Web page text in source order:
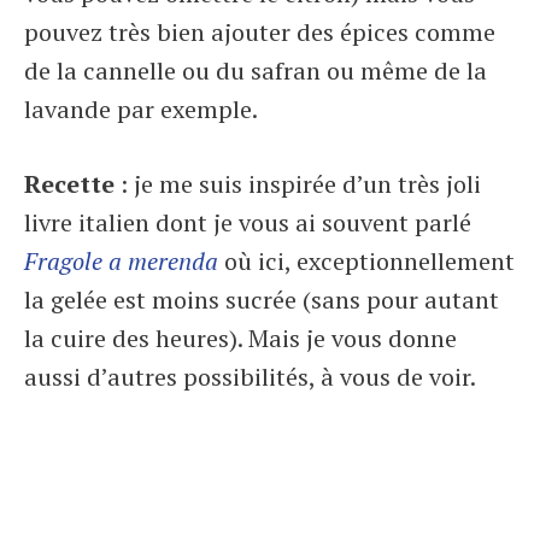
pouvez très bien ajouter des épices comme
de la cannelle ou du safran ou même de la
lavande par exemple.
Recette : je me suis inspirée d’un très joli
livre italien dont je vous ai souvent parlé
Fragole a merenda où ici, exceptionnellement
la gelée est moins sucrée (sans pour autant
la cuire des heures). Mais je vous donne
aussi d’autres possibilités, à vous de voir.